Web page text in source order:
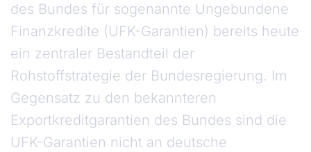
des Bundes für sogenannte Ungebundene
Finanzkredite (UFK-Garantien) bereits heute
ein zentraler Bestandteil der
Rohstoffstrategie der Bundesregierung. Im
Gegensatz zu den bekannteren
Exportkreditgarantien des Bundes sind die
UFK-Garantien nicht an deutsche